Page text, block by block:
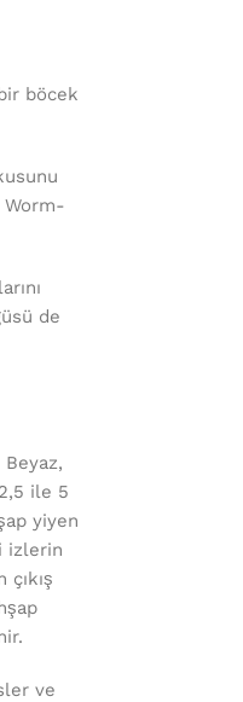
böcek
Worm-
de
Beyaz,
ile 5
yiyen
izlerin
ve